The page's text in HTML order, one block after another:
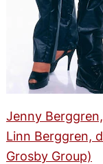
Jenny
Linn Berggren,
Grosby Group)